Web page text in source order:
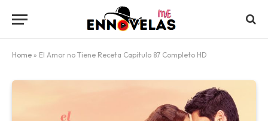
Home » El Amor no Tiene Receta Capitulo 87 Completo HD